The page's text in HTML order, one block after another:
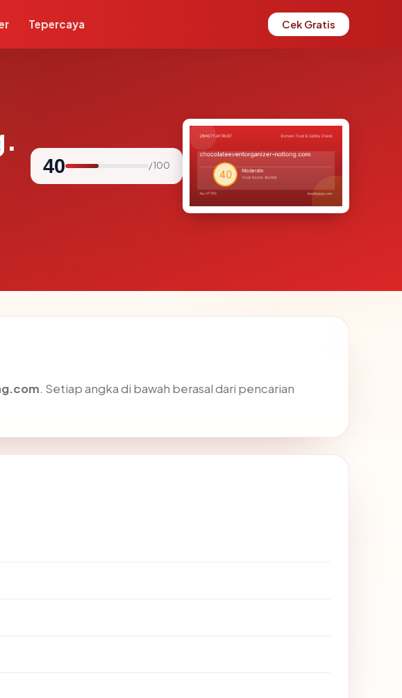
Tepercaya Cek Gratis
40 / 100
. Setiap angka di bawah berasal dari pencarian